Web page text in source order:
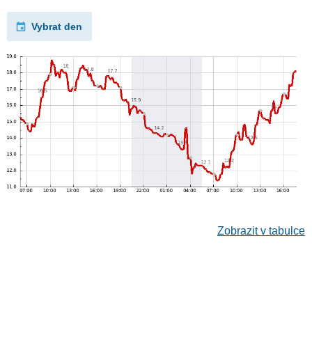
Vybrat den
Zobrazit v tabulce